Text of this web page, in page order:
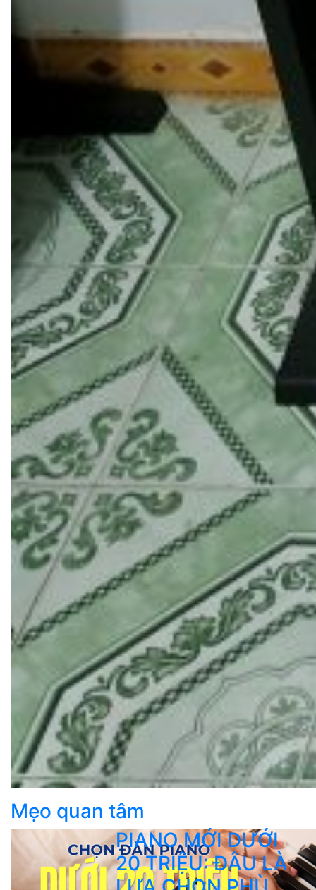
Mẹo quan tâm
PIANO MỚI DƯỚI
20 TRIỆU: ĐÂU LÀ